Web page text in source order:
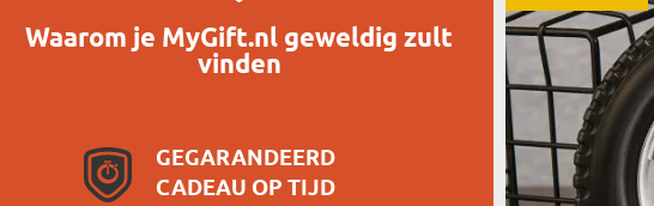
Waarom je MyGift.nl geweldig zult
vinden
GEGARANDEERD
CADEAU OP TIJD